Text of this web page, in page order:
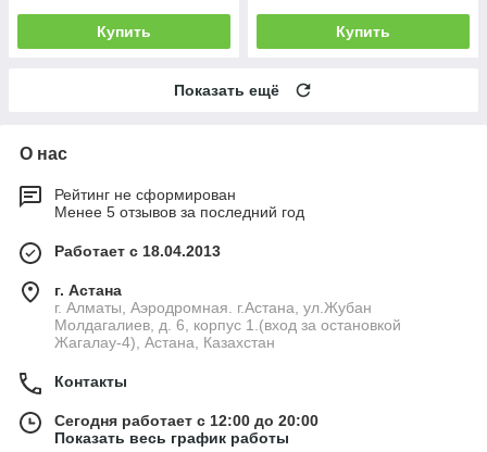
Купить Купить
Показать ещё
О нас
Рейтинг не сформирован
Менее 5 отзывов за последний год
Работает с 18.04.2013
г. Астана
г. Алматы, Аэродромная. г.Астана, ул.Жубан
Молдагалиев, д. 6, корпус 1.(вход за остановкой
Жагалау-4), Астана, Казахстан
Контакты
Сегодня работает с 12:00 до 20:00
Показать весь график работы